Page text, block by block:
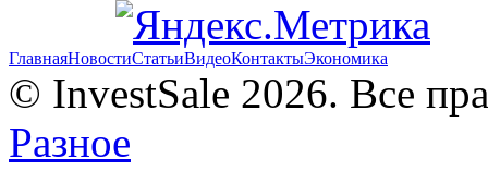
ГлавнаяНовостиСтатьиВидеоКонтактыЭкономика
© InvestSale 2026. Все
Разное